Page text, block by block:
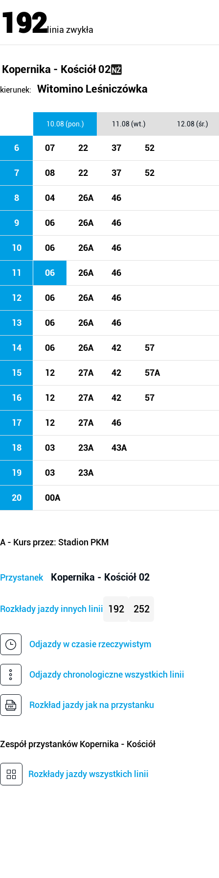
192linia zwykła
Kopernika - Kościół 02
kierunek: Witomino Leśniczówka
10.08 (pon.) 11.08 (wt.) 12.08 (śr.)
6 07 22 37 52
7 08 22 37 52
8 04 26A 46
9 06 26A 46
10 06 26A 46
11 06 26A 46
12 06 26A 46
13 06 26A 46
14 06 26A 42 57
15 12 27A 42 57A
16 12 27A 42 57
17 12 27A 46
18 03 23A 43A
19 03 23A
20 00A
A - Kurs przez: Stadion PKM
Przystanek Kopernika - Kościół 02
Rozkłady jazdy innych linii 192 252
Odjazdy w czasie rzeczywistym
Odjazdy chronologiczne wszystkich linii
Rozkład jazdy jak na przystanku
Zespół przystanków Kopernika - Kościół
Rozkłady jazdy wszystkich linii